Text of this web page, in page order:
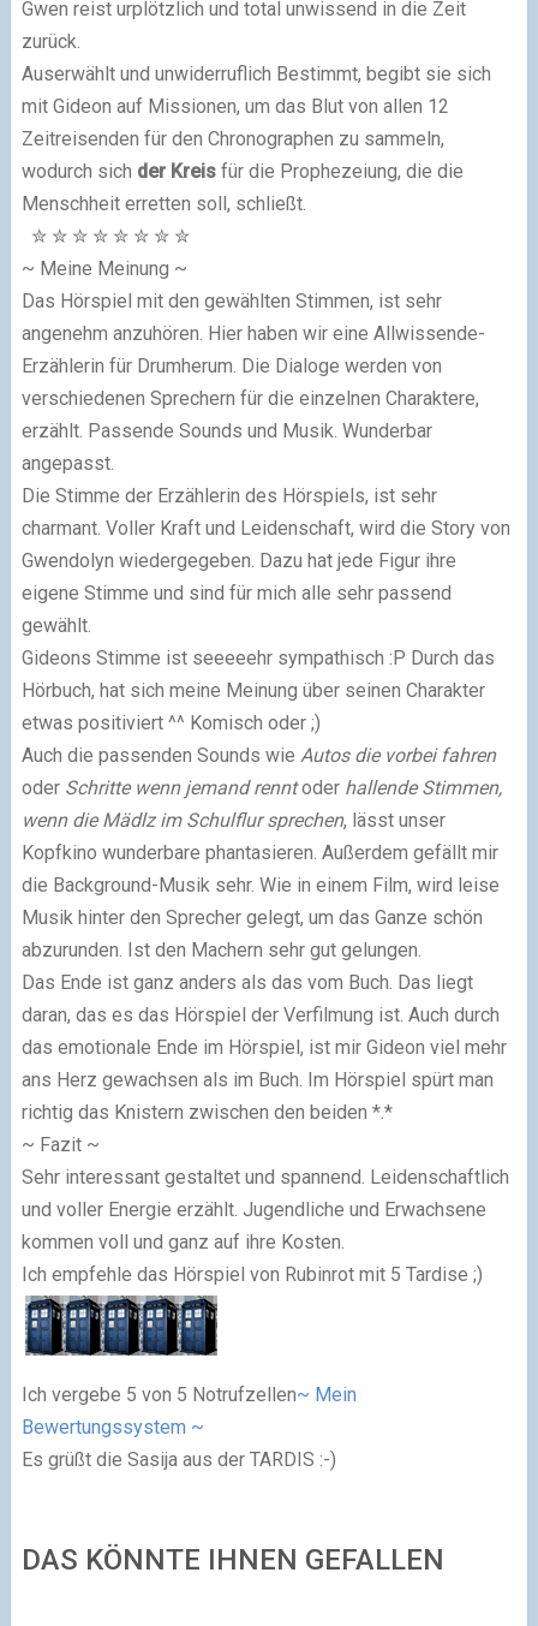
Gwen reist urplötzlich und total unwissend in die Zeit
zurück.
Auserwählt und unwiderruflich Bestimmt, begibt sie sich
mit Gideon auf Missionen, um das Blut von allen 12
Zeitreisenden für den Chronographen zu sammeln,
wodurch sich der Kreisfür die Prophezeiung, die die
Menschheit erretten soll, schließt.
✮ ✮ ✮ ✮ ✮✮ ✮✮
~ Meine Meinung ~
Das Hörspiel mit den gewählten Stimmen, ist sehr
angenehm anzuhören. Hier haben wir eine Allwissende-
Erzählerin für Drumherum. Die Dialoge werden von
verschiedenen Sprechern für die einzelnen Charaktere,
erzählt. Passende Sounds und Musik. Wunderbar
angepasst.
Die Stimme der Erzählerin des Hörspiels, ist sehr
charmant. Voller Kraft und Leidenschaft, wird die Story von
Gwendolyn wiedergegeben. Dazu hat jede Figur ihre
eigene Stimme und sind für mich alle sehr passend
gewählt.
Gideons Stimme ist seeeeehr sympathisch :P Durch das
Hörbuch, hat sich meine Meinung über seinen Charakter
etwas positiviert ^^ Komisch oder ;)
Auch die passenden Sounds wie Autos die vorbei fahren
oder Schritte wenn jemand renntoder hallende Stimmen,
wenn die Mädlz im Schulflur sprechen, lässt unser
Kopfkino wunderbare phantasieren. Außerdem gefällt mir
die Background-Musik sehr. Wie in einem Film, wird leise
Musik hinter den Sprecher gelegt, um das Ganze schön
abzurunden. Ist den Machern sehr gut gelungen.
Das Ende ist ganz anders als das vom Buch. Das liegt
daran, das es das Hörspiel der Verfilmung ist. Auch durch
das emotionale Ende im Hörspiel, ist mir Gideon viel mehr
ans Herz gewachsen als im Buch. Im Hörspiel spürt man
richtig das Knistern zwischen den beiden *.*
~ Fazit ~
Sehr interessant gestaltet und spannend. Leidenschaftlich
und voller Energie erzählt. Jugendliche und Erwachsene
kommen voll und ganz auf ihre Kosten.
Ich empfehle das Hörspiel von Rubinrot mit 5 Tardise ;)
Ich vergebe 5 von 5 Notrufzellen~ Mein
Bewertungssystem ~
Es grüßt die Sasija aus der TARDIS :-)
DAS KÖNNTE IHNEN GEFALLEN